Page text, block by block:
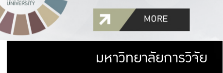
มหาวิทยาลัย
มหาวิทยาลัยการวิจัย